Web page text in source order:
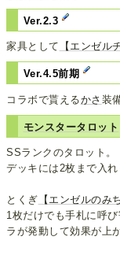
Ver.2.3
家具として 【エンゼル
Ver.4.5前期
コラボで貰えるかさ 装
モンスタータロット
SSランクのタロット。
デッキには2枚まで入れ
とくぎ 【エンゼルのみ
1枚だけでも手札に呼
ラが発動して効果が上